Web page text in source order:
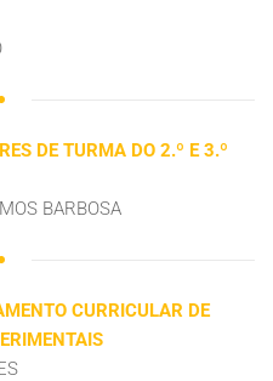
DE TURMA DO 2.º E 3.º
BARBOSA
CURRICULAR DE